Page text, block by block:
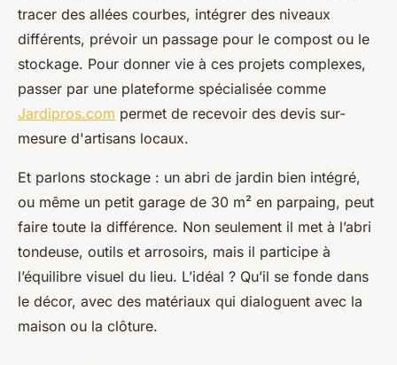
tracer des allées courbes, intégrer des niveaux
différents, prévoir un passage pour le compost ou le
stockage. Pour donner vie à ces projets complexes,
passer par une plateforme spécialisée comme
Jardipros.com permet de recevoir des devis sur-
mesure d'artisans locaux.
Et parlons stockage : un abri de jardin bien intégré,
ou même un petit garage de 30 m² en parpaing, peut
faire toute la différence. Non seulement il met à l’abri
tondeuse, outils et arrosoirs, mais il participe à
l’équilibre visuel du lieu. L’idéal ? Qu’il se fonde dans
le décor, avec des matériaux qui dialoguent avec la
maison ou la clôture.